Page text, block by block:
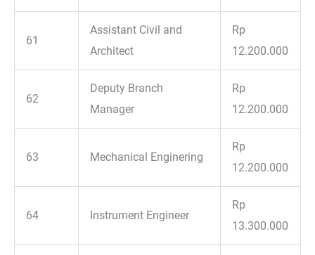
61
Assistant Civil and
Architect
Rp
12.200.000
62
Deputy Branch
Manager
Rp
12.200.000
63 Mechanical Enginering
Rp
12.200.000
64 Instrument Engineer
Rp
13.300.000